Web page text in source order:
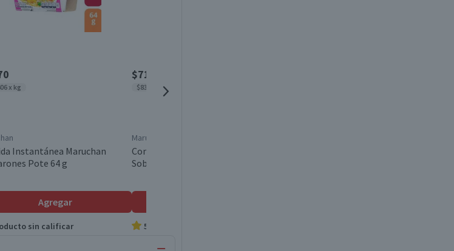
x kg
Instantánea Maruchan
Pote 64 g
Agregar
sin calificar
$710
$8353 x kg
Maruchan
Comida Instantánea Maruchan Pollo
Sobre 85 g
5.0